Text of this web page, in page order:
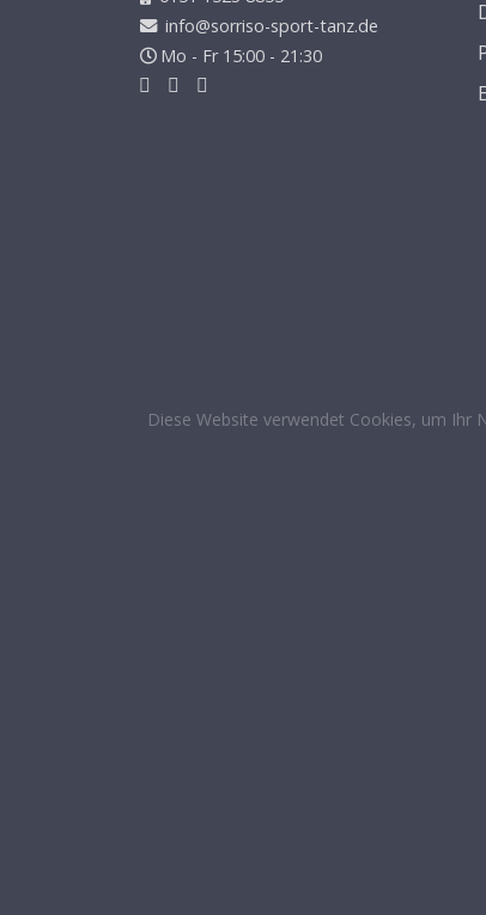
info@sorriso-sport-tanz.de
Mo - Fr 15:00 - 21:30
Diese Website verwendet Cookies, um Ihr